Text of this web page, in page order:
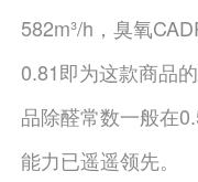
582m³/h，臭氧
0.81即为这款商品
品除醛常数一般在
能力已遥遥领先。